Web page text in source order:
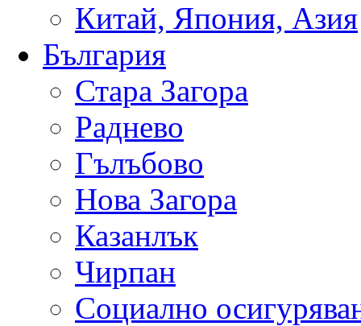
Китай, Япония, Азия
България
Стара Загора
Раднево
Гълъбово
Нова Загора
Казанлък
Чирпан
Социално